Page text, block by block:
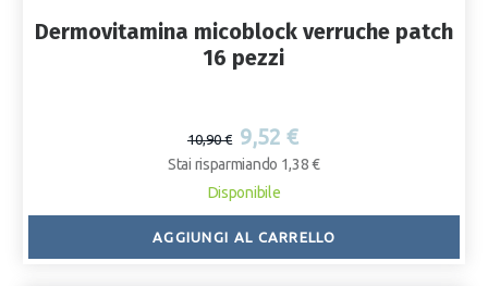
Dermovitamina micoblock verruche patch
16 pezzi
10,90 € 9,52 €
Stai risparmiando 1,38 €
Disponibile
AGGIUNGI AL CARRELLO